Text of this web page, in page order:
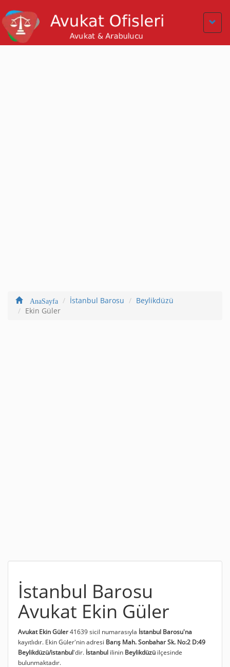
AnaSayfa İstanbul Barosu
Beylikdüzü
Ekin Güler
İstanbul Barosu
Avukat Ekin Güler
Avukat Ekin Güler41639 sicil numarasıyla İstanbul Barosu'na
kayıtlıdır. Ekin Güler'nin adresi Barış Mah. Sonbahar Sk. No:2 D:49
Beylikdüzü/istanbul'dir. İstanbul ilinin Beylikdüzü ilçesinde
bulunmaktadır.